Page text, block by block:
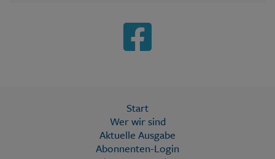
Start
Wer wir sind
Aktuelle Ausgabe
Abonnenten-Login